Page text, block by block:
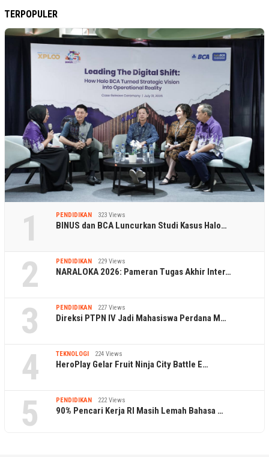
TERPOPULER
1 PENDIDIKAN 323 Views
BINUS dan BCA Luncurkan Studi Kasus Halo…
2 PENDIDIKAN 229 Views
NARALOKA 2026: Pameran Tugas Akhir Inter…
3 PENDIDIKAN 227 Views
Direksi PTPN IV Jadi Mahasiswa Perdana M…
4 TEKNOLOGI 224 Views
HeroPlay Gelar Fruit Ninja City Battle E…
5 PENDIDIKAN 222 Views
90% Pencari Kerja RI Masih Lemah Bahasa …